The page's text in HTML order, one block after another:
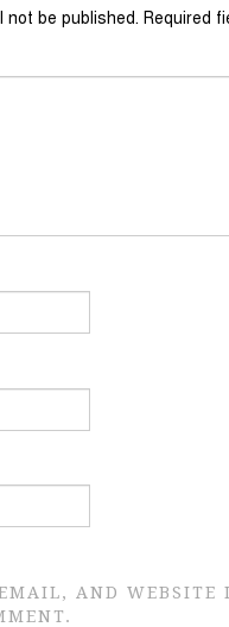
not be published. Required
AND WEBSITE